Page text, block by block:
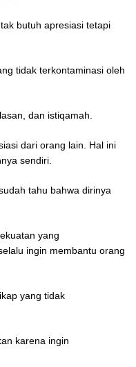
butuh apresiasi tetapi
tidak terkontaminasi oleh
dan istiqamah.
dari orang lain. Hal ini
sendiri.
tahu bahwa dirinya
yang
ingin membantu orang
yang tidak
karena ingin